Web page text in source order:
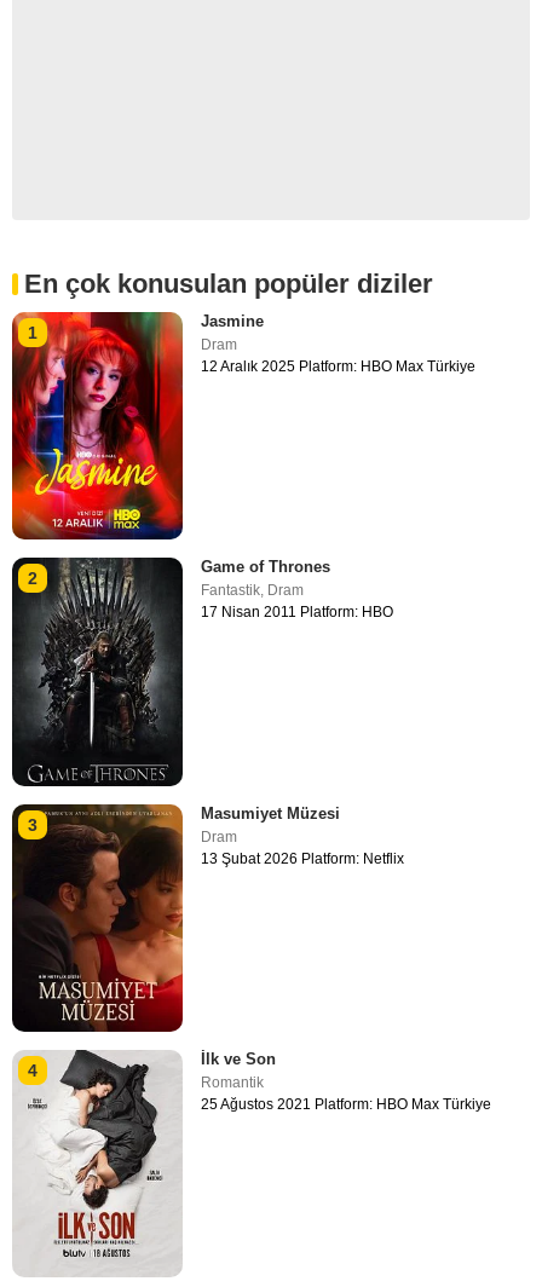
En çok konusulan popüler diziler
1
Jasmine
Dram
12 Aralık 2025 Platform: HBO Max Türkiye
2
Game of Thrones
Fantastik, Dram
17 Nisan 2011 Platform: HBO
3
Masumiyet Müzesi
Dram
13 Şubat 2026 Platform: Netflix
4
İlk ve Son
Romantik
25 Ağustos 2021 Platform: HBO Max Türkiye